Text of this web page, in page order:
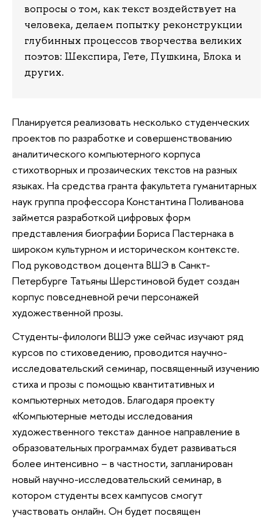
вопросы о том, как текст воздействует на
человека, делаем попытку реконструкции
глубинных процессов творчества великих
поэтов: Шекспира, Гете, Пушкина, Блока и
других.
Планируется реализовать несколько студенческих
проектов по разработке и совершенствованию
аналитического компьютерного корпуса
стихотворных и прозаических текстов на разных
языках. На средства гранта факультета гуманитарных
наук группа профессора Константина Поливанова
займется разработкой цифровых форм
представления биографии Бориса Пастернака в
широком культурном и историческом контексте.
Под руководством доцента ВШЭ в Санкт-
Петербурге Татьяны Шерстиновой будет создан
корпус повседневной речи персонажей
художественной прозы.
Студенты-филологи ВШЭ уже сейчас изучают ряд
курсов по стиховедению, проводится научно-
исследовательский семинар, посвященный изучению
стиха и прозы с помощью квантитативных и
компьютерных методов. Благодаря проекту
«Компьютерные методы исследования
художественного текста» данное направление в
образовательных программах будет развиваться
более интенсивно – в частности, запланирован
новый научно-исследовательский семинар, в
котором студенты всех кампусов смогут
участвовать онлайн. Он будет посвящен